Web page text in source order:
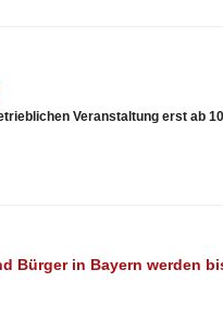
Veranstaltung erst ab
Bürger in Bayern werden